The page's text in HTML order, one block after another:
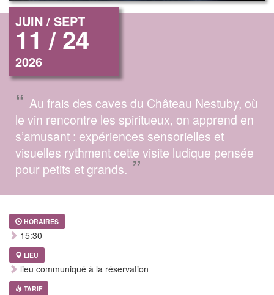
JUIN / SEPT
11 / 24
2026
“ Au frais des caves du Château Nestuby, où
le vin rencontre les spiritueux, on apprend en
s’amusant : expériences sensorielles et
visuelles rythment cette visite ludique pensée
pour petits et grands.”
HORAIRES
15:30
LIEU
lieu communiqué à la réservation
TARIF